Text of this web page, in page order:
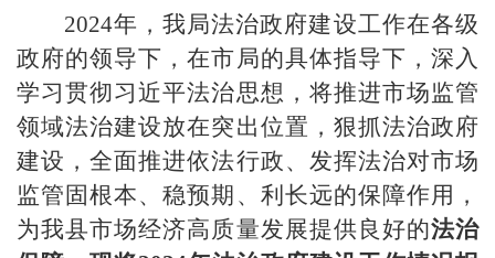
2024年，我局法治政府建设工作在各级
政府的领导下，在市局的具体指导下，深入
学习贯彻习近平法治思想，将推进市场监管
领域法治建设放在突出位置，狠抓法治政府
建设 ，全面推进依法行政、发挥法治对市场
监管 固根本、稳预期、利长远的保障作用，
为我县市场经济高质量发展提供良好的法治